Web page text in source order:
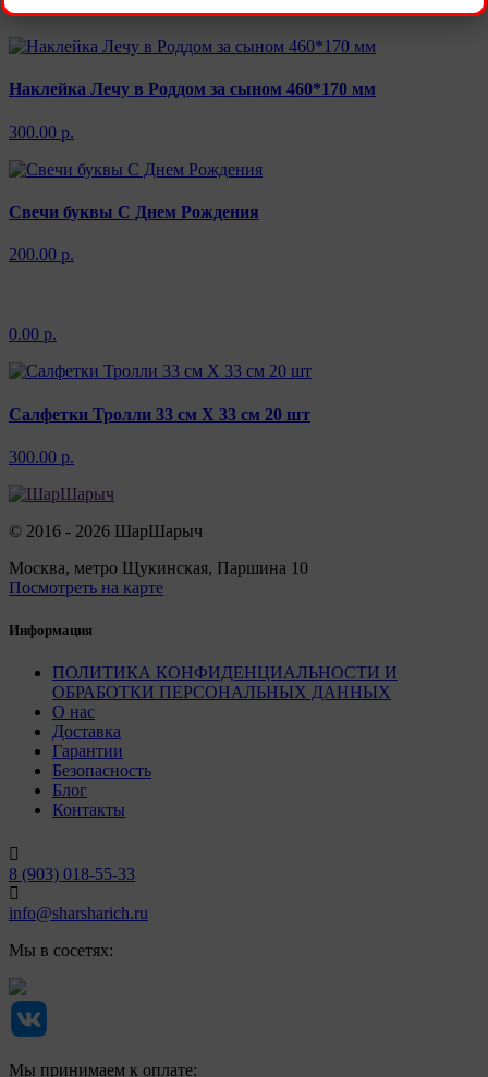
Наклейка Лечу в Роддом за сыном 460*170 мм
300.00 р.
Свечи буквы С Днем Рождения
200.00 р.
0.00 р.
Салфетки Тролли 33 см X 33 см 20 шт
300.00 р.
© 2016 - 2026 ШарШарыч
Москва, метро Щукинская, Паршина 10
Посмотреть на карте
Информация
ПОЛИТИКА КОНФИДЕНЦИАЛЬНОСТИ И
ОБРАБОТКИ ПЕРСОНАЛЬНЫХ ДАННЫХ
О нас
Доставка
Гарантии
Безопасность
Блог
Контакты
8 (903) 018-55-33
info@sharsharich.ru
Мы в сосетях:
Мы принимаем к оплате: